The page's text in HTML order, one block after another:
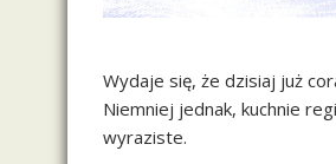
Wydaje się, że dzisiaj już
Niemniej jednak, kuchnie
wyraziste.